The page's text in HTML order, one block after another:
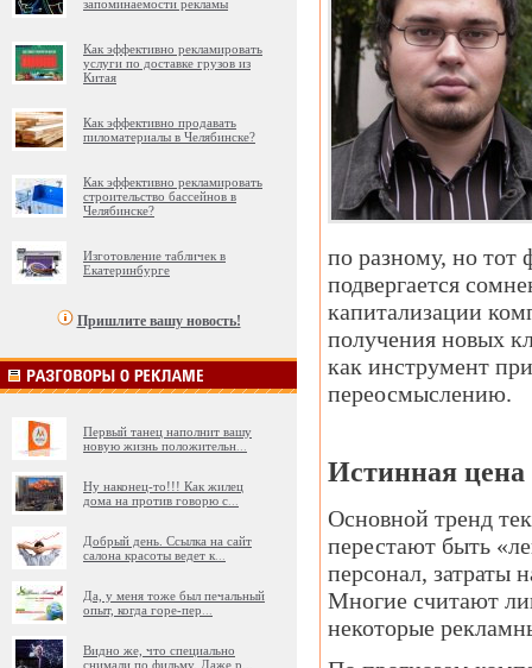
запоминаемости рекламы
Как эффективно рекламировать
услуги по доставке грузов из
Китая
Как эффективно продавать
пиломатериалы в Челябинске?
Как эффективно рекламировать
строительство бассейнов в
Челябинске?
Изготовление табличек в
Екатеринбурге
Пришлите вашу новость!
Первый танец наполнит вашу
новую жизнь положительн
Ну наконец-то!!! Как жилец
дома на против говорю с
Добрый день. Ссылка на сайт
салона красоты ведет к
Да, у меня тоже был печальный
опыт, когда горе-пер
Видно же, что специально
снимали по фильму. Даже р
по разному, но тот
подвергается
капитализации
получения новых
как инструмент
переосмыслению.
Истинная
Основной тренд
перестают быть
персонал, затраты
Многие считают
некоторые